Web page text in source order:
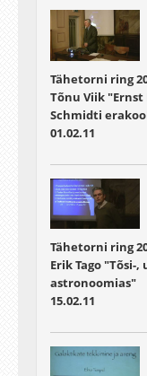
Tähetorni ring
Tõnu Viik
Schmidti
01.02.11
Tähetorni ring
Erik Tago "Tõsi-
astronoomias"
15.02.11